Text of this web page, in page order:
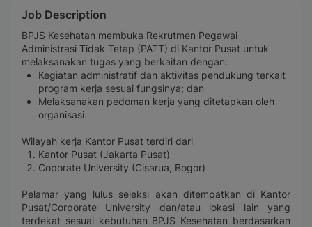
Job Description
BPJS Kesehatan membuka Rekrutmen Pegawai
Administrasi Tidak Tetap (PATT) di Kantor Pusat untuk
melaksanakan tugas yang berkaitan dengan:
Kegiatan administratif dan aktivitas pendukung terkait
program kerja sesuai fungsinya; dan
Melaksanakan pedoman kerja yang ditetapkan oleh
organisasi
Wilayah kerja Kantor Pusat terdiri dari
Kantor Pusat (Jakarta Pusat)
Coporate University (Cisarua, Bogor)
Pelamar yang lulus seleksi akan ditempatkan di Kantor
Pusat/Corporate University dan/atau lokasi lain yang
terdekat sesuai kebutuhan BPJS Kesehatan berdasarkan